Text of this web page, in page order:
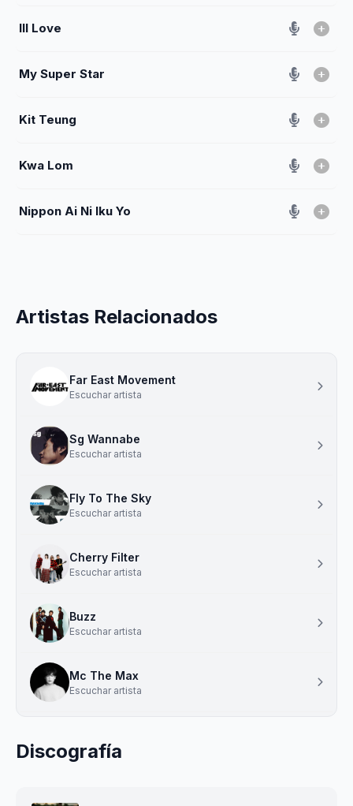
Ill Love
My Super Star
Kit Teung
Kwa Lom
Nippon Ai Ni Iku Yo
Artistas Relacionados
Far East Movement
Escuchar artista
Sg Wannabe
Escuchar artista
Fly To The Sky
Escuchar artista
Cherry Filter
Escuchar artista
Buzz
Escuchar artista
Mc The Max
Escuchar artista
Discografía